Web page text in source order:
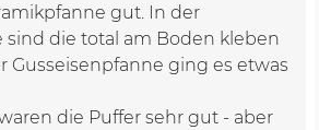
gut. In der
sind die total am Boden kleben
Gusseisenpfanne ging es etwas
die Puffer sehr gut - aber